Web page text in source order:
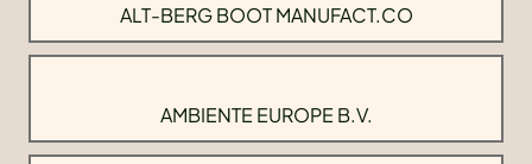
ALT-BERG BOOT MANUFACT.CO
AMBIENTE EUROPE B.V.